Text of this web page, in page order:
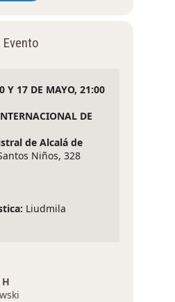
Y 17 DE MAYO, 21:00
DE
de Alcalá de
Niños, 328
Liudmila